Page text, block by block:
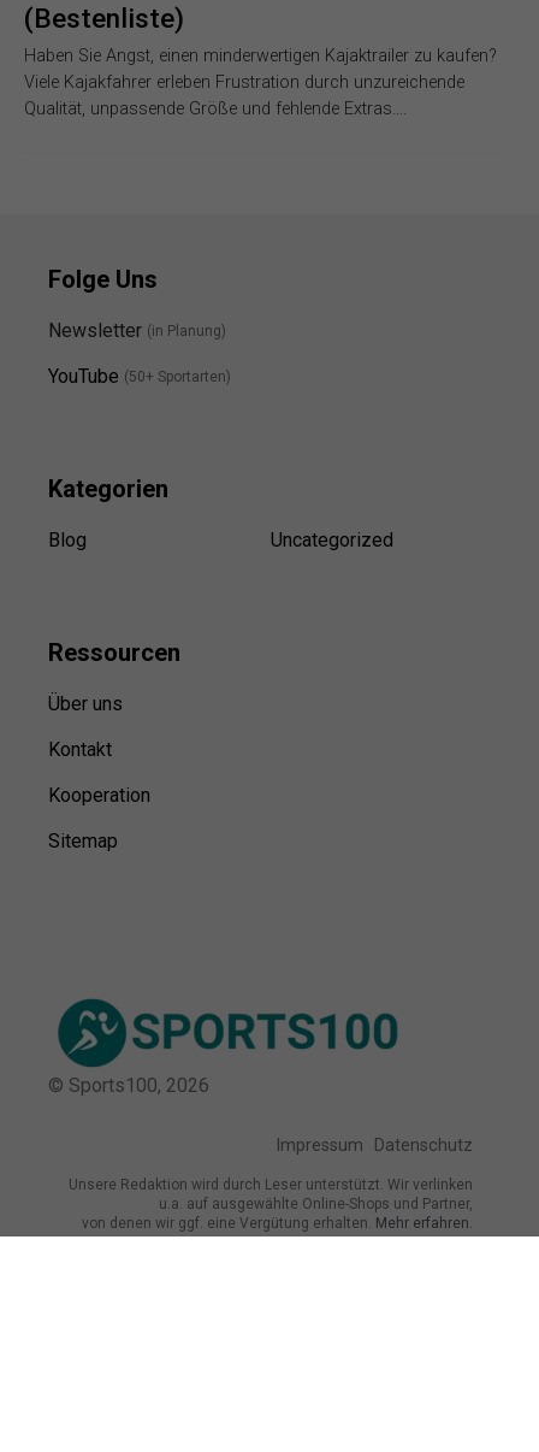
(Bestenliste)
Haben Sie Angst, einen minderwertigen Kajaktrailer zu kaufen?
Viele Kajakfahrer erleben Frustration durch unzureichende
Qualität, unpassende Größe und fehlende Extras….
Folge Uns
Newsletter (in Planung)
YouTube (50+ Sportarten)
Kategorien
Blog Uncategorized
Ressourcen
Über uns
Kontakt
Kooperation
Sitemap
© Sports100, 2026
Impressum Datenschutz
Unsere Redaktion wird durch Leser unterstützt. Wir verlinken
u.a. auf ausgewählte Online-Shops und Partner,
von denen wir ggf. eine Vergütung erhalten. Mehr erfahren.